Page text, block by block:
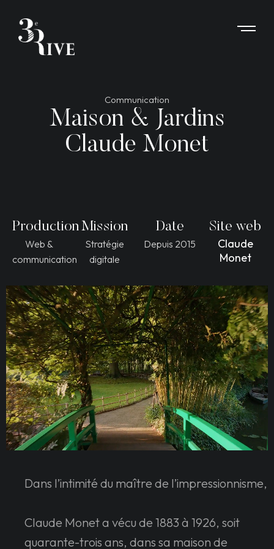
Communication
Maison & Jardins
Claude Monet
Production
Web &
communication
Mission
Stratégie
digitale
Date
Depuis 2015
Site web
Claude
Monet
Dans l’intimité du maître de l’impressionnisme,
Claude Monet a vécu de 1883 à 1926, soit
quarante-trois ans, dans sa maison de